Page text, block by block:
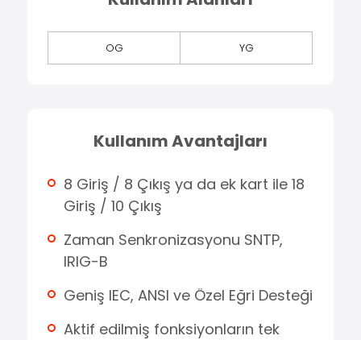
OG YG
Kullanım Avantajları
8 Giriş / 8 Çıkış ya da ek kart ile 18
Giriş / 10 Çıkış
Zaman Senkronizasyonu SNTP,
IRIG-B
Geniş IEC, ANSI ve Özel Eğri Desteği
Aktif edilmiş fonksiyonların tek